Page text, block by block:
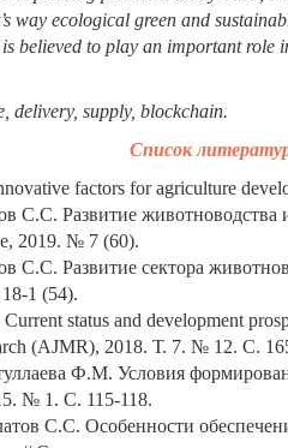
way ecological green and
believed to play an important
delivery, supply, blockchain.
Список
factors for agriculture
Развитие животноводства
2019. № 7 (60).
Развитие сектора
1 (54).
status and development
(AJMR), 2018. Т. 7. № 12. С.
Ф.М. Условия
№ 1. С. 115-118.
С.С. Особенности